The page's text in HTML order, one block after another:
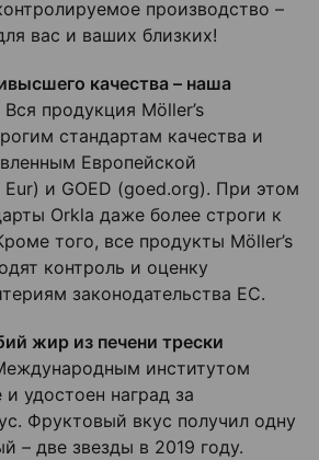
производство –
вас и ваших близких!
качества – наша
Вся продукция Möller’s
стандартам качества и
Европейской
и GOED (goed.org). При этом
Orkla даже более строги к
того, все продукты Möller’s
контроль и оценку
законодательства ЕС.
жир из печени трески
институтом
удостоен наград за
Фруктовый вкус получил одну
– две звезды в 2019 году.